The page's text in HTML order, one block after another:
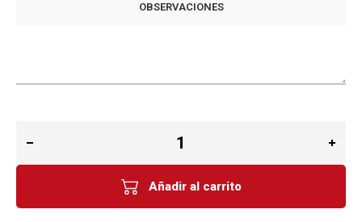
OBSERVACIONES
Añadir al carrito